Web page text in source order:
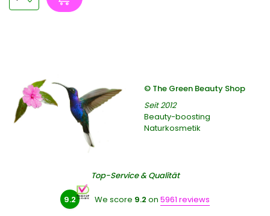
© The Green Beauty Shop
Seit 2012
Beauty-boosting
Naturkosmetik
Top-Service & Qualität
9.2 We score 9.2 on 5961 reviews